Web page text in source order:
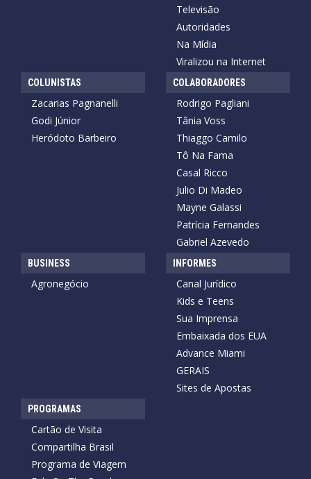
Televisão
Autoridades
Na Mídia
Viralizou na Internet
COLUNISTAS
Zacarias Pagnanelli
Godi Júnior
Heródoto Barbeiro
COLABORADORES
Rodrigo Pagliani
Tânia Voss
Thiaggo Camilo
Tô Na Fama
Casal Ricco
Julio Di Madeo
Mayne Galassi
Patrícia Fernandes
Gabriel Azevedo
BUSINESS
Agronegócio
INFORMES
Canal Jurídico
Kids e Teens
Sua Imprensa
Embaixada dos EUA
Advance Miami
GERAIS
Sites de Apostas
PROGRAMAS
Cartão de Visita
Compartilha Brasil
Programa de Viagem